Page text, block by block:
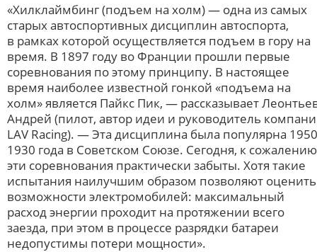
«Хилклаймбинг (подъем на холм) — одна из самых
старых автоспортивных дисциплин автоспорта,
в рамках которой осуществляется подъем в гору на
время. В 1897 году во Франции прошли первые
соревнования по этому принципу. В настоящее
время наиболее известной гонкой «подъема на
холм» является Пайкс Пик, — рассказывает
Андрей (пилот, автор идеи и руководитель
LAV Racing). — Эта дисциплина была популярна
1930 года в Советском Союзе. Сегодня, к
эти соревнования практически забыты. Хотя такие
испытания наилучшим образом позволяют оценить
возможности электромобилей: максимальный
расход энергии проходит на протяжении всего
заезда, при этом в процессе разрядки батареи
недопустимы потери мощности».